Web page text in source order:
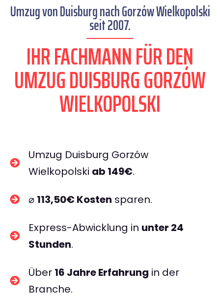
Umzug von Duisburg nach Gorzów Wielkopolski
seit 2007.
IHR FACHMANN FÜR DEN
UMZUG DUISBURG GORZÓW
WIELKOPOLSKI
Umzug Duisburg Gorzów
Wielkopolski ab 149€.
⌀ 113,50€ Kosten sparen.
Express-Abwicklung in unter 24
Stunden.
Über 16 Jahre Erfahrung in der
Branche.